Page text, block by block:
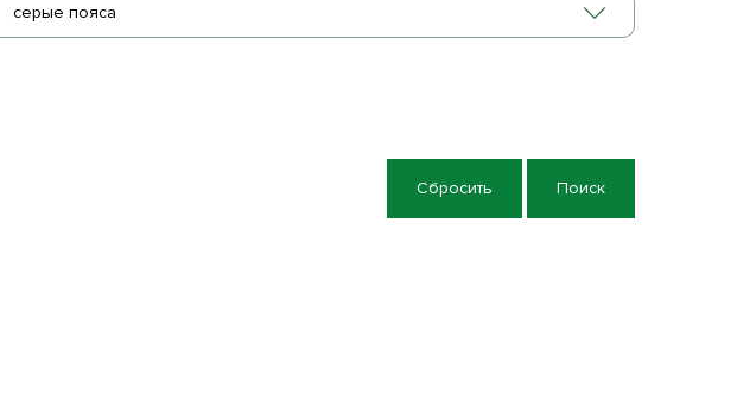
серые пояса
Сбросить Поиск